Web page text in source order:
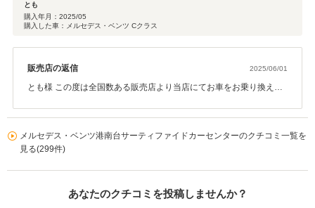
営業担当：中島
とも
購入年月： 2025/05
購入した車：メルセデス・ベンツ Cクラス
販売店の返信 2025/06/01
とも様 この度は全国数ある販売店より当店にてお車をお乗り換えい
べましたのもとも様の迅速な書類のご手配などご協力があってのこ
とでございます。 これからも点検や車検など日ごろのメンテナンス
メルセデス・ベンツ港南台サーティファイドカーセンターのクチコミ一覧を
見る(299件)
あなたのクチコミを投稿しませんか？